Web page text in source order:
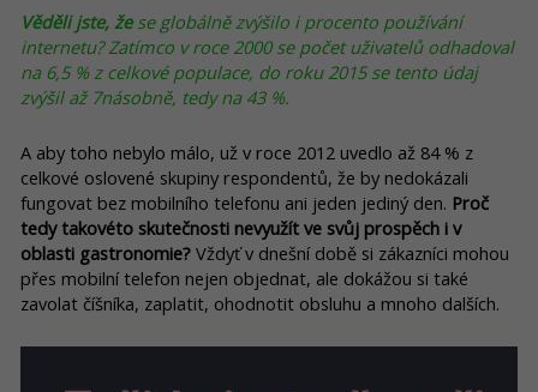
Věděli jste, žese globálně zvýšilo i procento používání
internetu? Zatímco v roce 2000 se počet uživatelů odhadoval
na 6,5 % z celkové populace, do roku 2015 se tento údaj
zvýšil až 7násobně, tedy na 43 %.
A aby toho nebylo málo, už v roce 2012 uvedlo až 84 % z
celkové oslovené skupiny respondentů, že by nedokázali
fungovat bez mobilního telefonu ani jeden jediný den. Proč
tedy takovéto skutečnosti nevyužít ve svůj prospěch i v
oblasti gastronomie? Vždyť v dnešní době si zákazníci mohou
přes mobilní telefon nejen objednat, ale dokážou si také
zavolat číšníka, zaplatit, ohodnotit obsluhu a mnoho dalších.